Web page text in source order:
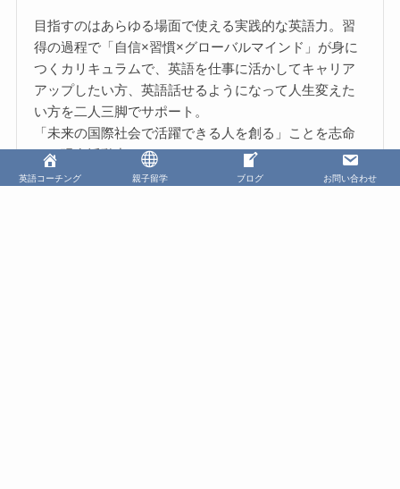
目指すのはあらゆる場面で使える実践的な英語力。習
得の過程で「自信×習慣×グローバルマインド」が身に
つくカリキュラムで、英語を仕事に活かしてキャリア
アップしたい方、英語話せるようになって人生変えた
い方を二人三脚でサポート。
「未来の国際社会で活躍できる人を創る」ことを志命
とし現在活動中。
英語コーチング 親子留学 ブログ お問い合わせ